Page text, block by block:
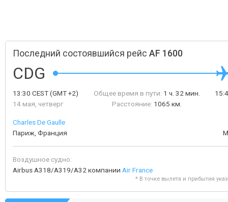
Последний состоявшийся рейс AF 1600
CDG
13:30 CEST(GMT +2)
14 мая, четверг
Общее время в пути: 1 ч. 32 мин.
Расстояние: 1065 км.
Charles De Gaulle
Париж, Франция
Воздушное судно:
Airbus A318/A319/A32 компании Air France
* В точке вылета и прибытия